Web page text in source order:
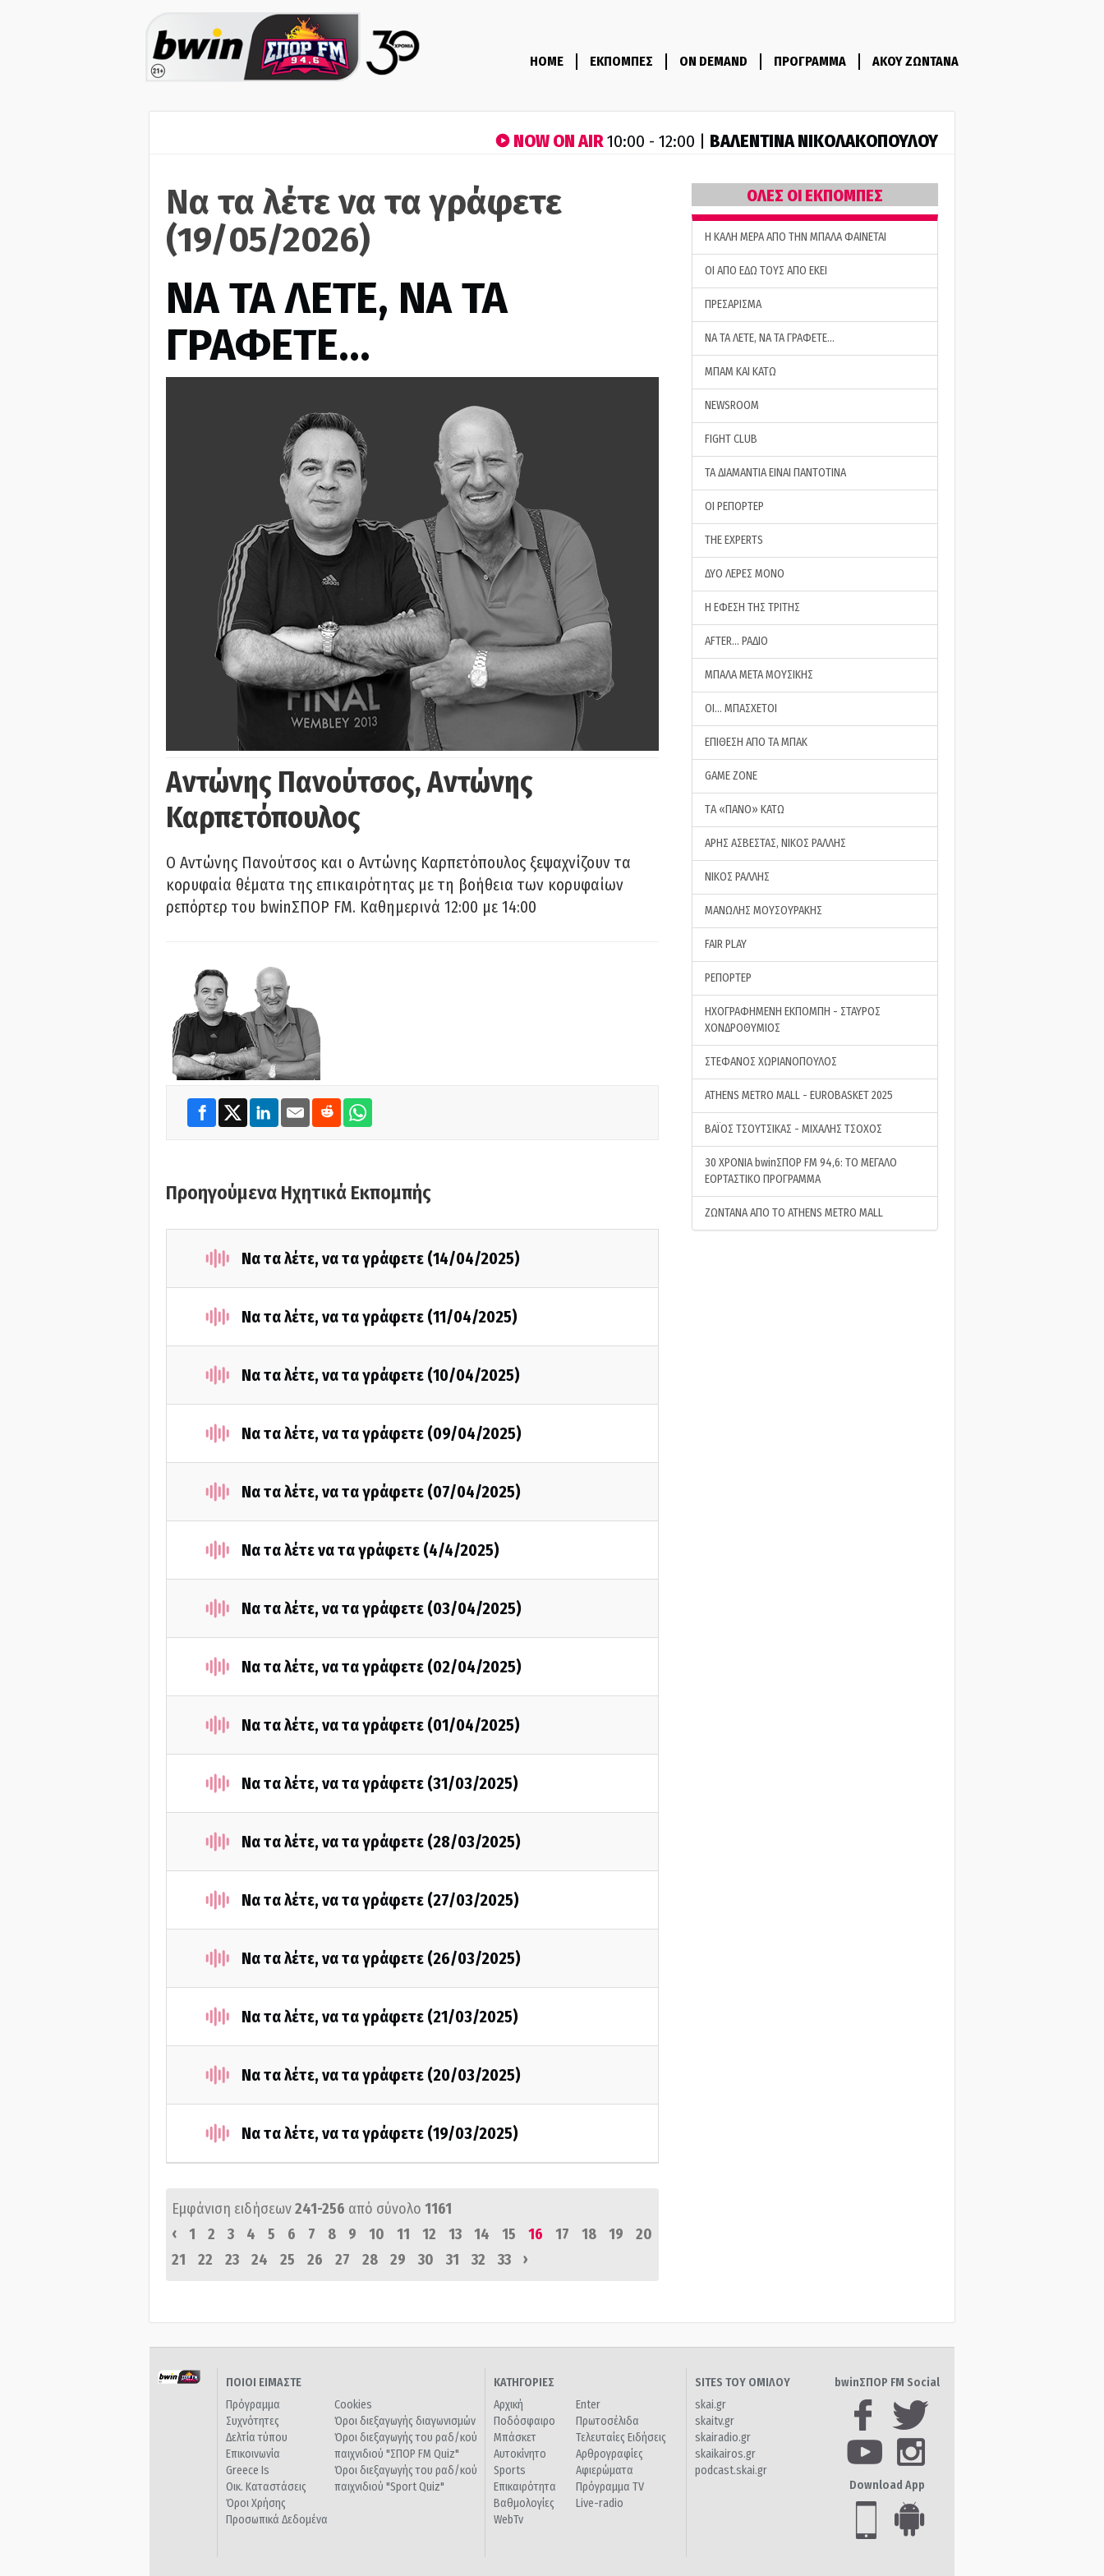
HOME ΕΚΠΟΜΠΕΣ ON DEMAND ΠΡΟΓΡΑΜΜΑ ΑΚΟΥ ΖΩΝΤΑΝΑ
NOW ON AIR10:00 - 12:00 | ΒΑΛΕΝΤΙΝΑ ΝΙΚΟΛΑΚΟΠΟΥΛΟΥ
Να τα λέτε να τα γράφετε
(19/05/2026)
ΝΑ ΤΑ ΛΕΤΕ, ΝΑ ΤΑ
ΓΡΑΦΕΤΕ…
Αντώνης Πανούτσος, Αντώνης
Καρπετόπουλος
Ο Αντώνης Πανούτσος και ο Αντώνης Καρπετόπουλος ξεψαχνίζουν τα
κορυφαία θέματα της επικαιρότητας με τη βοήθεια των κορυφαίων
ρεπόρτερ του bwinΣΠΟΡ FM. Καθημερινά 12:00 με 14:00
Προηγούμενα Ηχητικά Εκπομπής
Να τα λέτε, να τα γράφετε (14/04/2025)
Να τα λέτε, να τα γράφετε (11/04/2025)
Να τα λέτε, να τα γράφετε (10/04/2025)
Να τα λέτε, να τα γράφετε (09/04/2025)
Να τα λέτε, να τα γράφετε (07/04/2025)
Να τα λέτε να τα γράφετε (4/4/2025)
Να τα λέτε, να τα γράφετε (03/04/2025)
Να τα λέτε, να τα γράφετε (02/04/2025)
Να τα λέτε, να τα γράφετε (01/04/2025)
Να τα λέτε, να τα γράφετε (31/03/2025)
Να τα λέτε, να τα γράφετε (28/03/2025)
Να τα λέτε, να τα γράφετε (27/03/2025)
Να τα λέτε, να τα γράφετε (26/03/2025)
Να τα λέτε, να τα γράφετε (21/03/2025)
Να τα λέτε, να τα γράφετε (20/03/2025)
Να τα λέτε, να τα γράφετε (19/03/2025)
Εμφάνιση ειδήσεων241-256 από σύνολο 1161
‹
1 2 3 4 5 6 7 8 9 10 11 12 13 14 15 16 17 18 19
20
21
22 23 24 25 26 27 28 29 30 31 32 33 ›
ΟΛΕΣ ΟΙ ΕΚΠΟΜΠΕΣ
H ΚΑΛΗ ΜΕΡΑ ΑΠΟ ΤΗΝ ΜΠΑΛΑ ΦΑΙΝΕΤΑΙ
ΟΙ ΑΠΟ ΕΔΩ ΤΟΥΣ ΑΠΟ ΕΚΕΙ
ΠΡΕΣΑΡΙΣΜΑ
ΝΑ ΤΑ ΛΕΤΕ, ΝΑ ΤΑ ΓΡΑΦΕΤΕ…
ΜΠΑΜ ΚΑΙ ΚΑΤΩ
NEWSROOM
FIGHT CLUB
ΤΑ ΔΙΑΜΑΝΤΙΑ ΕΙΝΑΙ ΠΑΝΤΟΤΙΝΑ
ΟΙ ΡΕΠΟΡΤΕΡ
THE EXPERTS
ΔΥΟ ΛΕΡΕΣ ΜΟΝΟ
Η ΕΦΕΣΗ ΤΗΣ ΤΡΙΤΗΣ
AFTER… ΡΑΔΙΟ
ΜΠΑΛΑ ΜΕΤΑ ΜΟΥΣΙΚΗΣ
ΟΙ… ΜΠΑΣΧΕΤΟΙ
ΕΠΙΘΕΣΗ ΑΠΟ ΤΑ ΜΠΑΚ
GAME ZONE
ΤA «ΠΑΝΟ» ΚΑΤΩ
ΑΡΗΣ ΑΣΒΕΣΤΑΣ, ΝΙΚΟΣ ΡΑΛΛΗΣ
ΝΙΚΟΣ ΡΑΛΛΗΣ
ΜΑΝΩΛΗΣ ΜΟΥΣΟΥΡΑΚΗΣ
FAIR PLAY
ΡΕΠΟΡΤΕΡ
ΗΧΟΓΡΑΦΗΜΕΝΗ ΕΚΠΟΜΠΗ - ΣΤΑΥΡΟΣ
ΧΟΝΔΡΟΘΥΜΙΟΣ
ΣΤΕΦΑΝΟΣ ΧΩΡΙΑΝΟΠΟΥΛΟΣ
ATHENS METRO MALL - EUROBASKET 2025
ΒΑΪΟΣ ΤΣΟΥΤΣΙΚΑΣ - ΜΙΧΑΛΗΣ ΤΣΟΧΟΣ
30 ΧΡΟΝΙΑ bwinΣΠΟΡ FM 94,6: ΤΟ ΜΕΓΑΛΟ
ΕΟΡΤΑΣΤΙΚΟ ΠΡΟΓΡΑΜΜΑ
ΖΩΝΤΑΝΑ ΑΠΟ ΤΟ ATHENS METRO MALL
ΠΟΙΟΙ ΕΙΜΑΣΤΕ
Πρόγραμμα
Συχνότητες
Δελτία τύπου
Επικοινωνία
Greece Is
Οικ. Καταστάσεις
Όροι Χρήσης
Προσωπικά Δεδομένα
Cookies
Όροι διεξαγωγής διαγωνισμών
Όροι διεξαγωγής του ραδ/κού
παιχνιδιού "ΣΠΟΡ FM Quiz"
Όροι διεξαγωγής του ραδ/κού
παιχνιδιού "Sport Quiz"
ΚΑΤΗΓΟΡΙΕΣ
Αρχική
Ποδόσφαιρο
Μπάσκετ
Αυτοκίνητο
Sports
Επικαιρότητα
Βαθμολογίες
WebTv
Enter
Πρωτοσέλιδα
Τελευταίες Ειδήσεις
Αρθρογραφίες
Αφιερώματα
Πρόγραμμα TV
Live-radio
SITES ΤΟΥ ΟΜΙΛΟΥ
skai.gr
skaitv.gr
skairadio.gr
skaikairos.gr
podcast.skai.gr
bwinΣΠΟΡ FM Social
Download App